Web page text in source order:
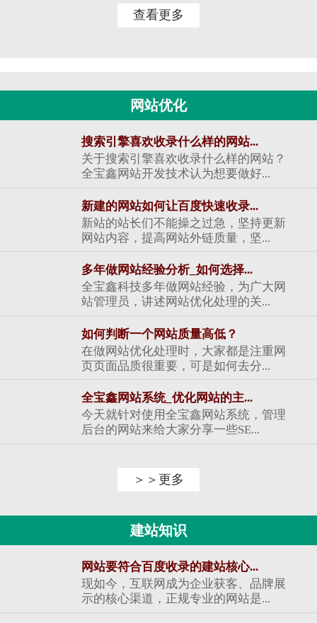
查看更多
网站优化
搜索引擎喜欢收录什么样的网站...
关于搜索引擎喜欢收录什么样的网站？
全宝鑫网站开发技术认为想要做好...
新建的网站如何让百度快速收录...
新站的站长们不能操之过急，坚持更新
网站内容，提高网站外链质量，坚...
多年做网站经验分析_如何选择...
全宝鑫科技多年做网站经验，为广大网
站管理员，讲述网站优化处理的关...
如何判断一个网站质量高低？
在做网站优化处理时，大家都是注重网
页页面品质很重要，可是如何去分...
全宝鑫网站系统_优化网站的主...
今天就针对使用全宝鑫网站系统，管理
后台的网站来给大家分享一些SE...
＞＞更多
建站知识
网站要符合百度收录的建站核心...
现如今，互联网成为企业获客、品牌展
示的核心渠道，正规专业的网站是...